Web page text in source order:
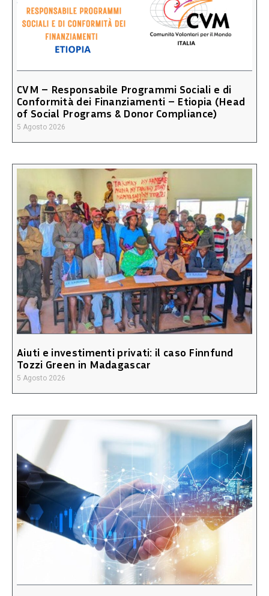
CVM – Responsabile Programmi Sociali e di
Conformità dei Finanziamenti – Etiopia (Head
of Social Programs & Donor Compliance)
5 Agosto 2026
Aiuti e investimenti privati: il caso Finnfund
Tozzi Green in Madagascar
5 Agosto 2026